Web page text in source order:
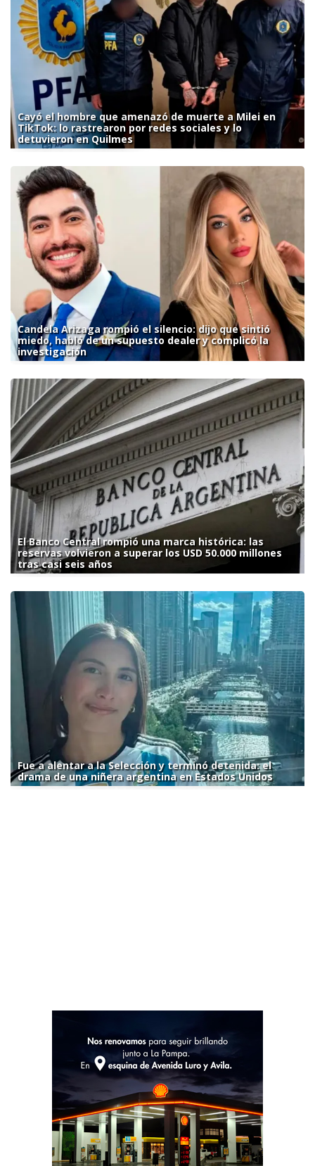
Cayó el hombre que amenazó de muerte a Milei en
TikTok: lo rastrearon por redes sociales y lo
detuvieron en Quilmes
Candela Arizaga rompió el silencio: dijo que sintió
miedo, habló de un supuesto dealer y complicó la
investigación
El Banco Central rompió una marca histórica: las
reservas volvieron a superar los USD 50.000 millones
tras casi seis años
Fue a alentar a la Selección y terminó detenida: el
drama de una niñera argentina en Estados Unidos